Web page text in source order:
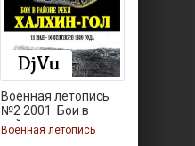
Военная летопись
№2 2001. Бои в
районе
Военная летопись